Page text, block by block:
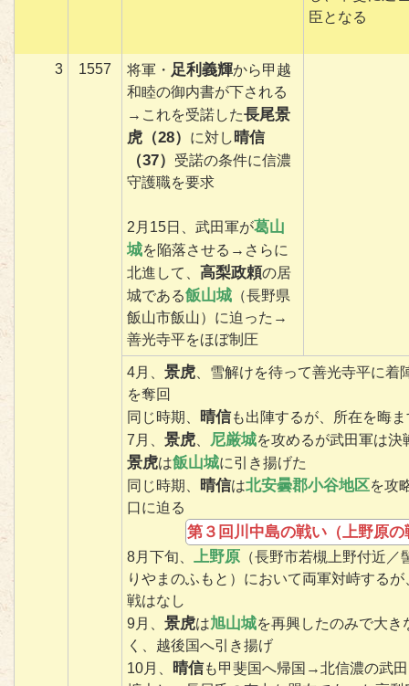
臣となる
3 1557 将軍・ 足利義輝から甲越
和睦の御内書が下される
→これを受諾した長尾景
虎（28）
に対し晴信
（37）
受諾の条件に信濃
守護職を要求
2月15日、武田軍が葛山
城を陥落させる→さらに
北進して、 高梨政頼の居
城である飯山城 （長野県
飯山市飯山）に迫った→
善光寺平をほぼ制圧
4月、 景虎 、雪解けを待って善光寺平に
を奪回
同じ時期、 晴信も出陣するが、所在を晦ま
7月、 景虎 尼厳城を攻めるが武田軍は決
景虎は飯山城に引き揚げた
同じ時期、 晴信は北安曇郡小谷地区を攻
口に迫る
第３回川中島の戦い（上野原の
8月下旬、 上野原 （長野市若槻上野付近／
りやまのふもと）において両軍対峙する
戦はなし
9月、 景虎は旭山城を再興したのみで大き
く、越後国へ引き揚げ
10月、 晴信も甲斐国へ帰国→北信濃の武